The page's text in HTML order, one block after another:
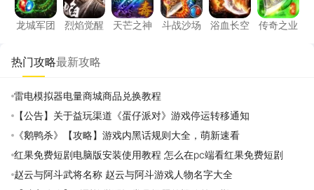
龙城军团 烈焰觉醒 天芒之神 斗战沙场 浴血长空 传奇之业
热门攻略最新攻略
雷电模拟器电量商城商品兑换教程
【公告】关于益玩渠道《蛋仔派对》游戏停运转移通知
《鹅鸭杀》【攻略】游戏内黑话规则大全，萌新速看
红果免费短剧电脑版安装使用教程 怎么在pc端看红果免费短剧
赵云与阿斗武将名称 赵云与阿斗游戏人物名字大全